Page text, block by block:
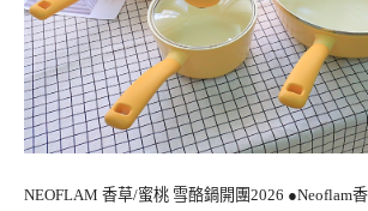
NEOFLAM 香草/蜜桃 雪酪鍋開團2026 ●Neoflam